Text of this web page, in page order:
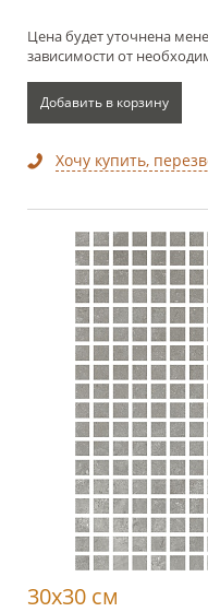
Цена будет уточнена
зависимости от
Добавить в корзину
Хочу купить,
30x30 см